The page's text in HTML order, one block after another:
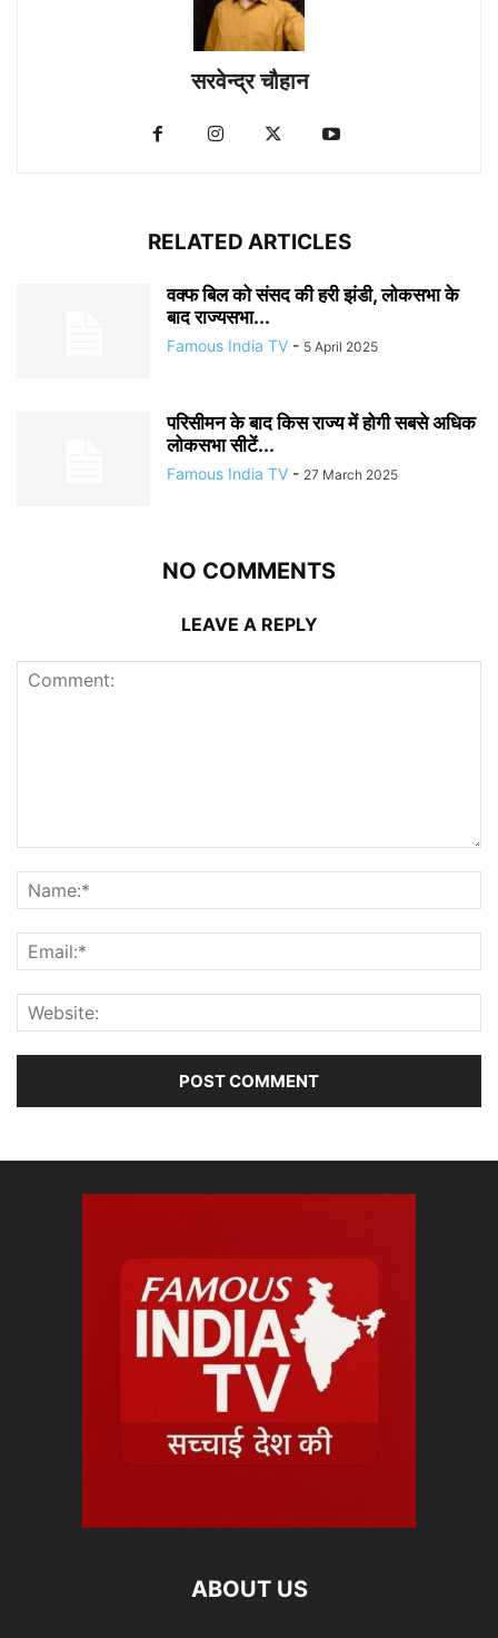
सरवेन्द्र चौहान
RELATED ARTICLES
वक्फ बिल को संसद की हरी झंडी, लोकसभा के
बाद राज्यसभा...
Famous India TV - 5 April 2025
परिसीमन के बाद किस राज्य में होगी सबसे अधिक
लोकसभा सीटें...
Famous India TV - 27 March 2025
NO COMMENTS
LEAVE A REPLY
ABOUT US